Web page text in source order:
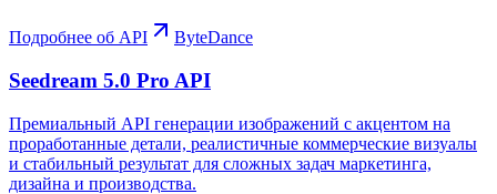
Подробнее об API ByteDance
Seedream 5.0 Pro API
Премиальный API генерации изображений с акцентом на
проработанные детали, реалистичные коммерческие визуалы
и стабильный результат для сложных задач маркетинга,
дизайна и производства.